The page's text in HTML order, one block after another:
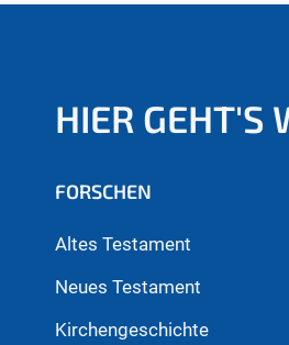
HIER GEHT'S
FORSCHEN
Altes Testament
Neues Testament
Kirchengeschichte